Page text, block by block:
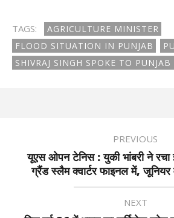
TAGS:
AGRICULTURE MINISTER
FLOOD SITUATION IN PUNJAB
SHIVRAJ SINGH SPOKE TO PUNJAB
PREVIOUS
यूएस ओपन टेनिस : युकी भांबरी ने रचा
ग्रैंड स्लैम क्वार्टर फाइनल में, जूनियर
NEXT